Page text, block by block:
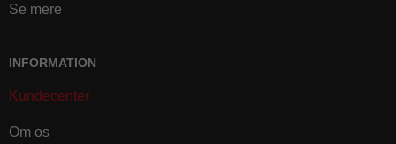
Se mere
INFORMATION
Kundecenter
Om os